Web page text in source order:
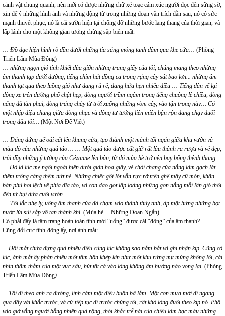
cảnh vật chung quanh, nên mới có được những chữ xé toạc cảm xúc người đọc đến sững sờ,
xin để ý những hình ảnh và những động từ trong những đoạn văn trích dẫn sau, nó có sức
mạnh thuyết phục, nó là cái sườn hiện tại chống đỡ những bước lang thang của thời gian, và
lấp lánh cho một không gian tưởng chừng sắp biến mất.
Đồ đạc hiện hình rõ dần dưới những tia sáng mỏng tanh đâm qua khe cửa … (Phòng
Triển Lãm Mùa Đông)
những ngọn gió tinh khiết đùa giỡn những trang giấy của tôi, chúng mang theo những
âm thanh tạp dưới đường, tiếng chim hát đồng ca trong rặng cây sát bao lơn... những âm
thanh tạt qua theo luồng gió như đang rủ rê, đang hứa hẹn nhiều điều
Tiếng đàn vẽ lại
dòng xe trên đường phố chật hẹp, dòng người trầm ngâm trong tiếng chuông lễ chiều, dòng
nắng đã tàn phai, dòng trăng chảy từ trời xuống những vòm cây, vào tận trong này… Có
một nhịp điệu chung giữa dòng nhạc và dòng tư tưởng liên miên bận rộn đang chạy đuổi
trong đầu tôi…
(Một Nơi Để Viết)
Dáng đứng uể oải cắt lên khung cửa, tạo thành một mảnh tối ngăn giữa khu vườn và
màu đỏ của những quả táo
Một quả táo được cất giữ rất lâu thành ra rượu và vẻ đẹp,
trải đầy những ý tưởng của Cézanne lên bàn, từ đó mùa hè trở nên bay bổng thênh thang…
… Đó là lúc mẹ ngồi ngoài hiên dưới giàn hoa giấy, vẻ chói chang của nắng làm gạch lát
thềm trông càng thêm nứt nẻ. Những chiếc gối lót vẫn rực rỡ trên ghế mây cũ mòn, khăn
bàn phủ hơi lệch về phía đĩa táo, và con dao gọt lấp loáng những gợn nắng mỗi lần gió thổi
đến từ bụi dừa cuối vườn…
Tôi lắc nhẹ ly, uống âm thanh của đá chạm vào thành thủy tinh, áp mặt hứng những bọt
nước lủi sủi sắp vỡ tan thành khí. (Mùa hè… Những Đoạn Ngắn)
Có phải đấy là tâm trạng hoàn toàn tĩnh mới “uống” được cái “động” của âm thanh?
Cũng đối cực tĩnh-động ấy, nơi ánh mắt:
Đôi mắt chứa đựng quá nhiều điều cùng lúc không sao nắm bắt và ghi nhận kịp. Cũng có
lúc, ánh mắt ấy phản chiếu một tâm hồn khép kín như một khu rừng mịt mùng không lối, cái
nhìn thăm thẳm của một vực sâu, hút tất cả vào lòng không âm hưởng nào vọng lại. (Phòng
Triển Lãm Mùa Đông)
Tôi đi theo anh ra đường, linh cảm một điều buồn bã lắm. Một cơn mưa mới đi ngang
qua đây vài khắc trước, và cứ tiếp tục đi trước chúng tôi, rất khó lòng đuổi theo kịp nó. Phố
vào giờ vắng người bỗng nhiên quá rộng, thời khắc trễ nải của chiều làm bạc màu những